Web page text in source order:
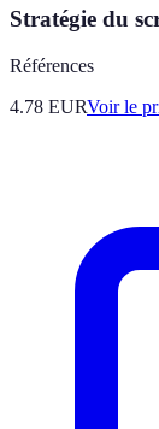
Stratégie du
Références
4.78 EURVoir le